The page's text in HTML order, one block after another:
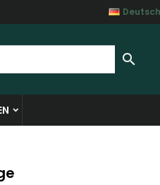
Deutsch

Ihrer Wunschliste